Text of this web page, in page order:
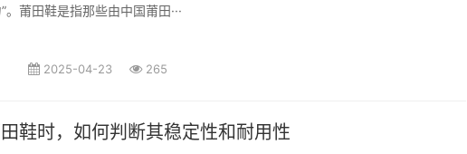
。莆田鞋是指那些由中国莆田···
2025-04-23 265
鞋时，如何判断其稳定性和耐用性